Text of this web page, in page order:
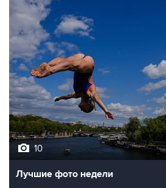
10
Лучшие фото недели